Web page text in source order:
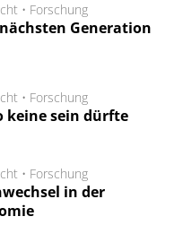
• Forschung
Generation
• Forschung
keine sein dürfte
• Forschung
in der